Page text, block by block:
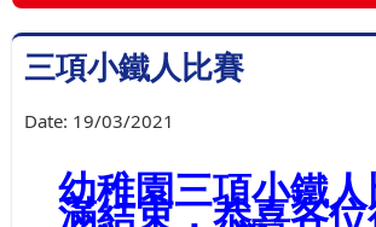
三項小鐵人比賽
Date: 19/03/2021
幼稚園三項小鐵
滿結束，恭喜各位